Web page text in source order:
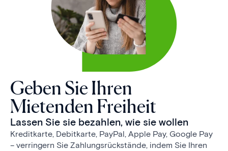
Geben Sie Ihren
Mietenden Freiheit
Lassen Sie sie bezahlen, wie sie wollen
Kreditkarte, Debitkarte, PayPal, Apple Pay, Google Pay
– verringern Sie Zahlungs­rück­stände, indem Sie Ihren